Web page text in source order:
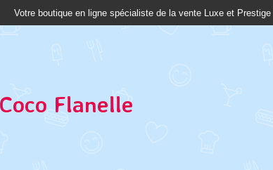
Votre boutique en ligne spécialiste de la vente Luxe et
Coco Flanelle